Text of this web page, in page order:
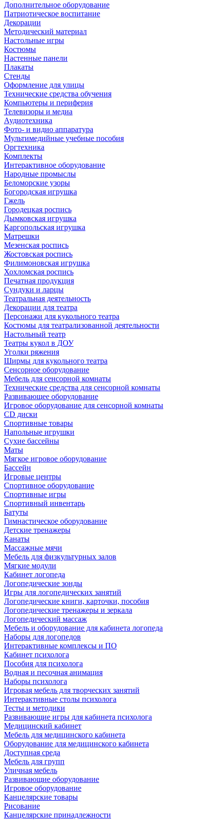
Дополнительное оборудование
Патриотическое воспитание
Декорации
Методический материал
Настольные игры
Костюмы
Настенные панели
Плакаты
Стенды
Оформление для улицы
Технические средства обучения
Компьютеры и периферия
Телевизоры и медиа
Аудиотехника
Фото- и видио аппаратура
Мультимедийные учебные пособия
Оргтехника
Комплекты
Интерактивное оборудование
Народные промыслы
Беломорские узоры
Богородская игрушка
Гжель
Городецкая роспись
Дымковская игрушка
Каргопольская игрушка
Матрешки
Мезенская роспись
Жостовская роспись
Филимоновская игрушка
Хохломская роспись
Печатная продукция
Сундуки и ларцы
Театральная деятельность
Декорации для театра
Персонажи для кукольного театра
Костюмы для театрализованной деятельности
Настольный театр
Театры кукол в ДОУ
Уголки ряжения
Ширмы для кукольного театра
Сенсорное оборудование
Мебель для сенсорной комнаты
Технические средства для сенсорной комнаты
Развивающее оборудование
Игровое оборудование для сенсорной комнаты
CD диски
Спортивные товары
Напольные игрушки
Сухие бассейны
Маты
Мягкое игровое оборудование
Бассейн
Игровые центры
Спортивное оборудование
Спортивные игры
Спортивный инвентарь
Батуты
Гимнастическое оборудование
Детские тренажеры
Канаты
Массажные мячи
Мебель для физкультурных залов
Мягкие модули
Кабинет логопеда
Логопедические зонды
Игры для логопедических занятий
Логопедические книги, карточки, пособия
Логопедические тренажеры и зеркала
Логопедический массаж
Мебель и оборудование для кабинета логопеда
Наборы для логопедов
Интерактивные комплексы и ПО
Кабинет психолога
Пособия для психолога
Водная и песочная анимация
Наборы психолога
Игровая мебель для творческих занятий
Интерактивные столы психолога
Тесты и методики
Развивающие игры для кабинета психолога
Медицинский кабинет
Мебель для медицинского кабинета
Оборудование для медицинского кабинета
Доступная среда
Мебель для групп
Уличная мебель
Развивающие оборудование
Игровое оборудование
Канцелярские товары
Рисование
Канцелярские принадлежности